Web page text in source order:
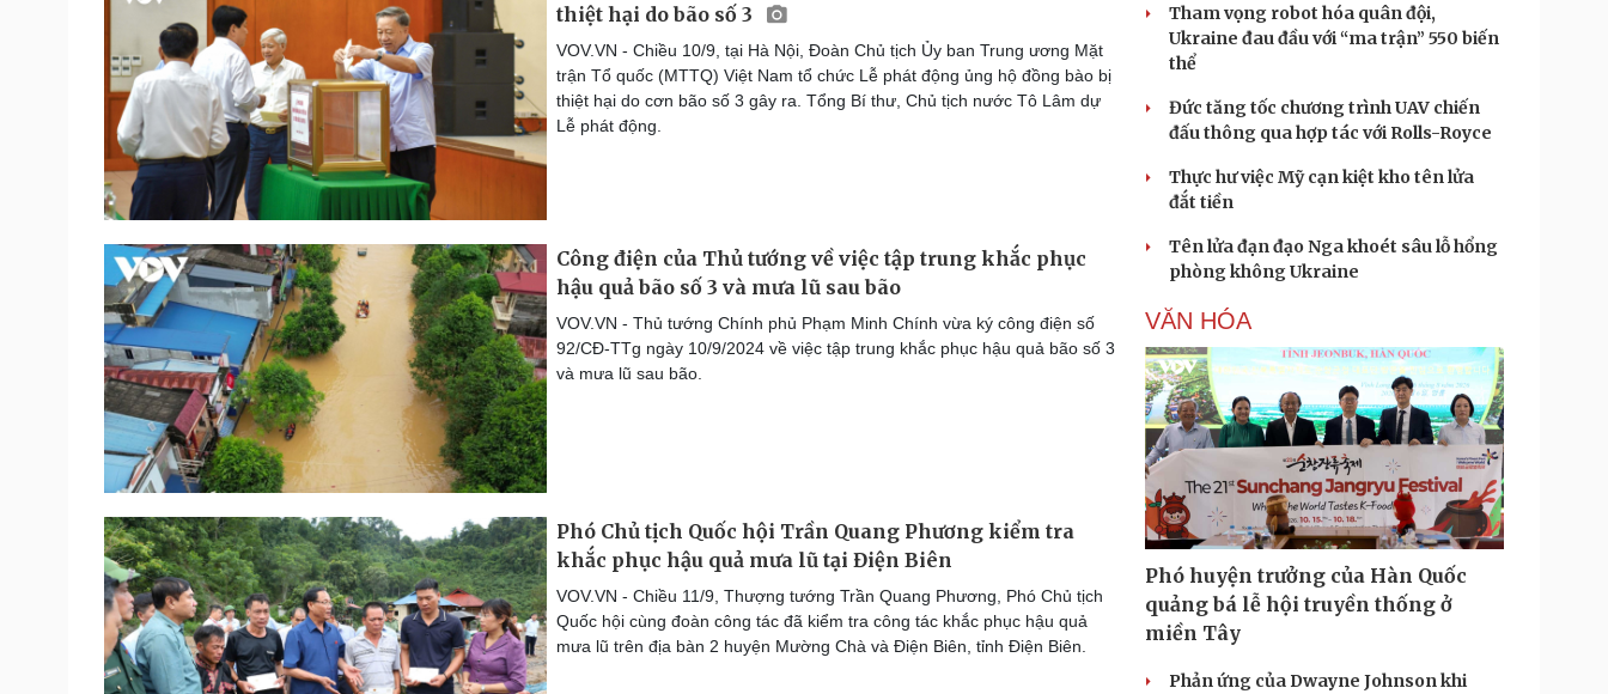
thiệt hại do bão số 3
VOV.VN - Chiều 10/9, tại Hà Nội, Đoàn Chủ tịch Ủy ban Trung ương Mặt
trận Tổ quốc (MTTQ) Việt Nam tổ chức Lễ phát động ủng hộ đồng bào bị
thiệt hại do cơn bão số 3 gây ra. Tổng Bí thư, Chủ tịch nước Tô Lâm dự
Lễ phát động.
Công điện của Thủ tướng về việc tập trung khắc phục
hậu quả bão số 3 và mưa lũ sau bão
VOV.VN - Thủ tướng Chính phủ Phạm Minh Chính vừa ký công điện số
92/CĐ-TTg ngày 10/9/2024 về việc tập trung khắc phục hậu quả bão số 3
và mưa lũ sau bão.
Phó Chủ tịch Quốc hội Trần Quang Phương kiểm tra
khắc phục hậu quả mưa lũ tại Điện Biên
VOV.VN - Chiều 11/9, Thượng tướng Trần Quang Phương, Phó Chủ tịch
Quốc hội cùng đoàn công tác đã kiểm tra công tác khắc phục hậu quả
mưa lũ trên địa bàn 2 huyện Mường Chà và Điện Biên, tỉnh Điện Biên.
Tham vọng robot hóa quân đội,
Ukraine đau đầu với “ma trận” 550 biến
thể
Đức tăng tốc chương trình UAV chiến
đấu thông qua hợp tác với Rolls-Royce
Thực hư việc Mỹ cạn kiệt kho tên lửa
đắt tiền
Tên lửa đạn đạo Nga khoét sâu lỗ hổng
phòng không Ukraine
VĂN HÓA
Phó huyện trưởng của Hàn Quốc
quảng bá lễ hội truyền thống ở
miền Tây
Phản ứng của Dwayne Johnson khi